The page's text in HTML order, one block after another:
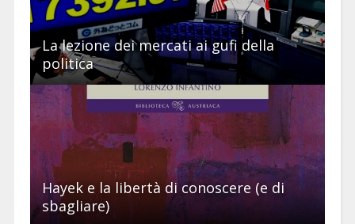
La lezione dei mercati ai gufi della
politica
Hayek e la libertà di conoscere (e di
sbagliare)